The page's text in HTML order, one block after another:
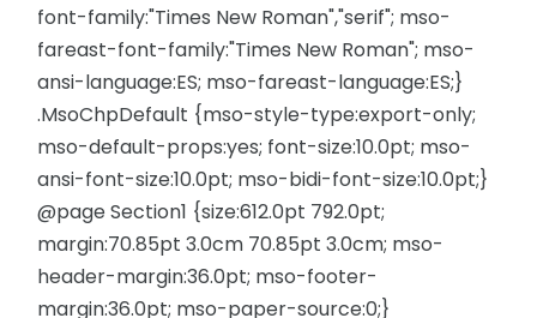
font-family:"Times New Roman","serif"; mso-
fareast-font-family:"Times New Roman"; mso-
ansi-language:ES; mso-fareast-language:ES;}
.MsoChpDefault {mso-style-type:export-only;
mso-default-props:yes; font-size:10.0pt; mso-
ansi-font-size:10.0pt; mso-bidi-font-size:10.0pt;}
@page Section1 {size:612.0pt 792.0pt;
margin:70.85pt 3.0cm 70.85pt 3.0cm; mso-
header-margin:36.0pt; mso-footer-
margin:36.0pt; mso-paper-source:0;}